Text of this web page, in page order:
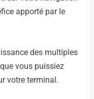
apporté par le
des multiples
vous puissiez
votre terminal.